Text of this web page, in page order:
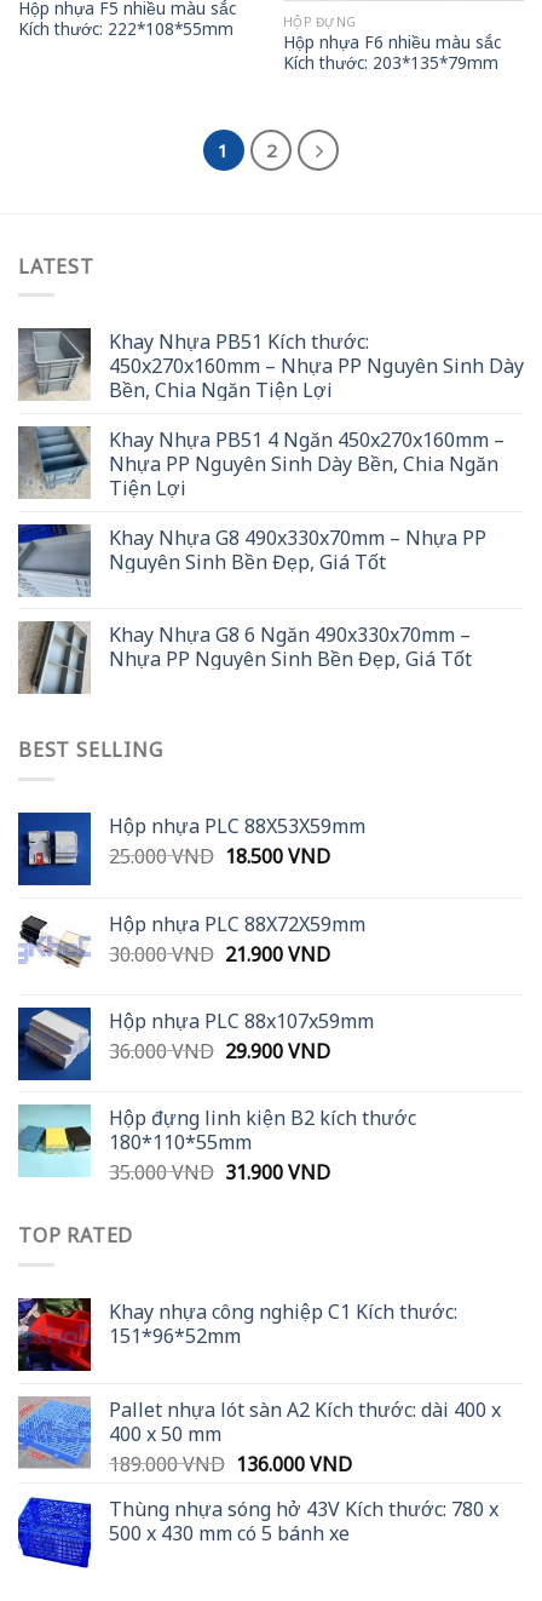
Hộp nhựa F5 nhiều màu sắc
Kích thước: 222*108*55mm HỘP ĐỰNG
Hộp nhựa F6 nhiều màu sắc
Kích thước: 203*135*79mm
1 2
LATEST
Khay Nhựa PB51 Kích thước:
450x270x160mm – Nhựa PP Nguyên Sinh Dày
Bền, Chia Ngăn Tiện Lợi
Khay Nhựa PB51 4 Ngăn 450x270x160mm –
Nhựa PP Nguyên Sinh Dày Bền, Chia Ngăn
Tiện Lợi
Khay Nhựa G8 490x330x70mm – Nhựa PP
Nguyên Sinh Bền Đẹp, Giá Tốt
Khay Nhựa G8 6 Ngăn 490x330x70mm –
Nhựa PP Nguyên Sinh Bền Đẹp, Giá Tốt
BEST SELLING
Hộp nhựa PLC 88X53X59mm
25.000VND Original
25.000 VND.
18.500VNDCurrent
18.500 VND.
Hộp nhựa PLC 88X72X59mm
30.000VND Original
30.000 VND.
21.900VNDCurrent
21.900 VND.
Hộp nhựa PLC 88x107x59mm
36.000VND Original
36.000 VND.
29.900VNDCurrent
29.900 VND.
Hộp đựng linh kiện B2 kích thước
180*110*55mm
35.000VND Original
31.900VNDCurrent
TOP RATED
Khay nhựa công nghiệp C1 Kích thước:
151*96*52mm
Pallet nhựa lót sàn A2 Kích thước: dài 400 x
400 x 50 mm
189.000VND Original
was:
189.000 VND.
136.000VNDCurrent
is:
Thùng nhựa sóng hở 43V Kích thước: 780 x
500 x 430 mm có 5 bánh xe